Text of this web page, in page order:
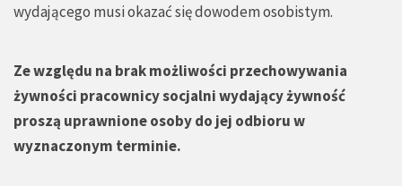
wydającego musi okazać się dowodem osobistym.
Ze względu na brak możliwości przechowywania
żywności pracownicy socjalni wydający żywność
proszą uprawnione osoby do jej odbioru w
wyznaczonym terminie.